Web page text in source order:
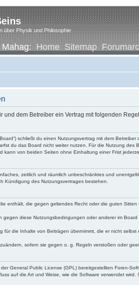
über Physik und Philosophie
Mahag:Home Sitemap
und dem Betreiber ein Vertrag mit folgenden
schließt du einen Nutzungsvertrag mit dem
du das Board nicht weiter nutzen. Für die Nutzung des
kann von beiden Seiten ohne Einhaltung einer Frist
zeitlich und räumlich unbeschränktes und
Kündigung des Nutzungsvertrages bestehen.
enthält, die gegen geltendes Recht oder die guten
diese Nutzungsbedingungen oder anderer im
für die Inhalte von Beiträgen übernimmt, die er nicht
sofern sie gegen o. g. Regeln verstoßen oder
General Public License (GPL) bereitgestellten Foren-
auf die Art und Weise, wie die Software verwendet